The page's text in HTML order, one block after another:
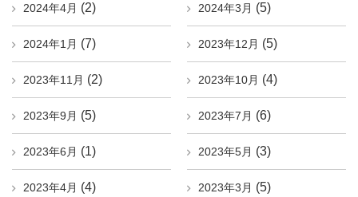
2024年4月 (2) 2024年3月 (5)
2024年1月 (7) 2023年12月 (5)
2023年11月 (2) 2023年10月 (4)
2023年9月 (5) 2023年7月 (6)
2023年6月 (1) 2023年5月 (3)
2023年4月 (4) 2023年3月 (5)